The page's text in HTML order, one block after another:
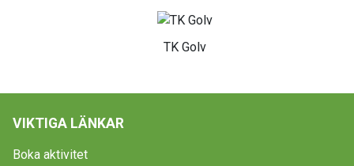
TK Golv
VIKTIGA LÄNKAR
Boka aktivitet